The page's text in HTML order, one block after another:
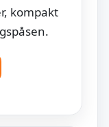
kompakt